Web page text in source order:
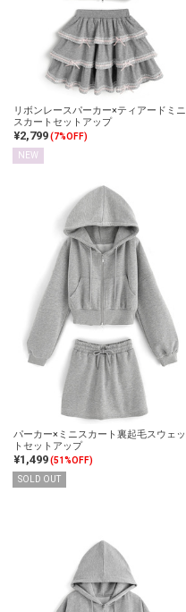
リボンレースパーカー×ティアードミニ
スカートセットアップ
¥2,799(7%OFF)
NEW
パーカー×ミニスカート裏起毛スウェッ
トセットアップ
¥1,499(51%OFF)
SOLD OUT